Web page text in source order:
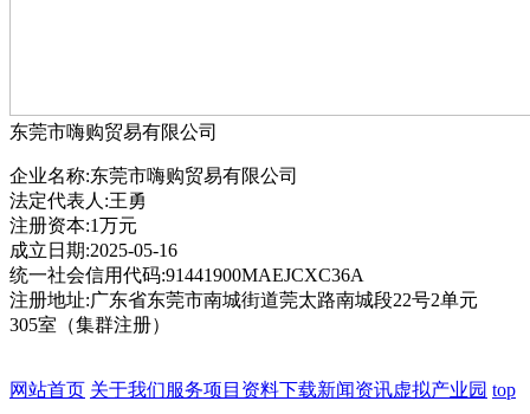
东莞市嗨购贸易有限公司
企业名称:东莞市嗨购贸易有限公司
法定代表人:王勇
注册资本:1万元
成立日期:2025-05-16
统一社会信用代码:91441900MAEJCXC36A
注册地址:广东省东莞市南城街道莞太路南城段22号2单元
305室（集群注册）
网站首页 关于我们服务项目 资料下载新闻资讯虚拟产业园 top